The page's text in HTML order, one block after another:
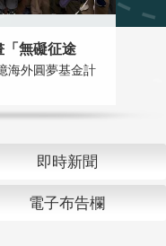
「無礙征途
海外圓夢基金計
即時新聞
電子布告欄